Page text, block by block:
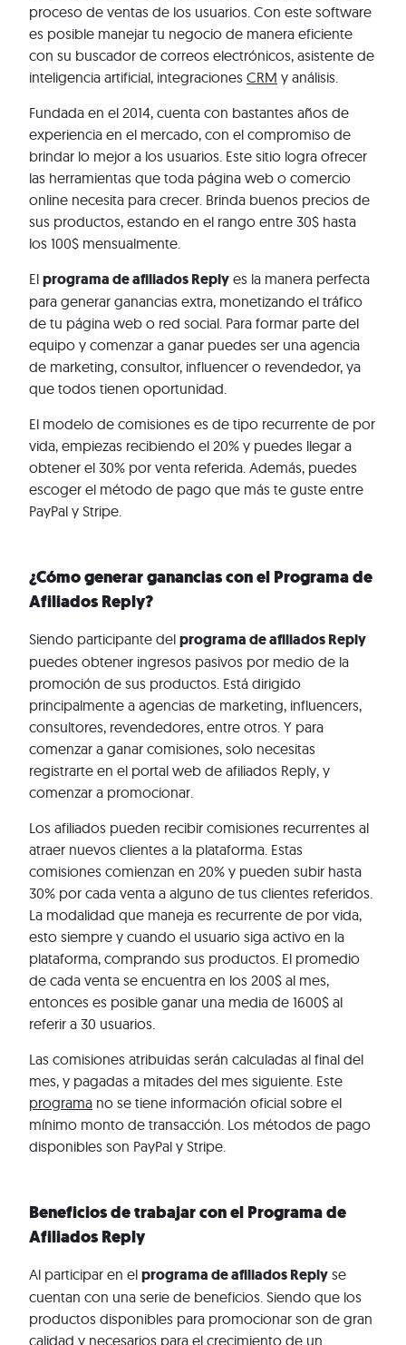
proceso de ventas de los usuarios. Con este software
es posible manejar tu negocio de manera eficiente
con su buscador de correos electrónicos, asistente de
inteligencia artificial, integraciones CRM y análisis.
Fundada en el 2014, cuenta con bastantes años de
experiencia en el mercado, con el compromiso de
brindar lo mejor a los usuarios. Este sitio logra ofrecer
las herramientas que toda página web o comercio
online necesita para crecer. Brinda buenos precios de
sus productos, estando en el rango entre 30$ hasta
los 100$ mensualmente.
El programa de afiliados Reply es la manera perfecta
para generar ganancias extra, monetizando el tráfico
de tu página web o red social. Para formar parte del
equipo y comenzar a ganar puedes ser una agencia
de marketing, consultor, influencer o revendedor, ya
que todos tienen oportunidad.
El modelo de comisiones es de tipo recurrente de por
vida, empiezas recibiendo el 20% y puedes llegar a
obtener el 30% por venta referida. Además, puedes
escoger el método de pago que más te guste entre
PayPal y Stripe.
¿Cómo generar ganancias con el Programa de
Afiliados Reply?
Siendo participante del programa de afiliados Reply
puedes obtener ingresos pasivos por medio de la
promoción de sus productos. Está dirigido
principalmente a agencias de marketing, influencers,
consultores, revendedores, entre otros. Y para
comenzar a ganar comisiones, solo necesitas
registrarte en el portal web de afiliados Reply, y
comenzar a promocionar.
Los afiliados pueden recibir comisiones recurrentes al
atraer nuevos clientes a la plataforma. Estas
comisiones comienzan en 20% y pueden subir hasta
30% por cada venta a alguno de tus clientes referidos.
La modalidad que maneja es recurrente de por vida,
esto siempre y cuando el usuario siga activo en la
plataforma, comprando sus productos. El promedio
de cada venta se encuentra en los 200$ al mes,
entonces es posible ganar una media de 1600$ al
referir a 30 usuarios.
Las comisiones atribuidas serán calculadas al final del
mes, y pagadas a mitades del mes siguiente. Este
programa no se tiene información oficial sobre el
mínimo monto de transacción. Los métodos de pago
disponibles son PayPal y Stripe.
Beneficios de trabajar con el Programa de
Afiliados Reply
Al participar en el programa de afiliados Reply se
cuentan con una serie de beneficios. Siendo que los
productos disponibles para promocionar son de gran
calidad y necesarios para el crecimiento de un